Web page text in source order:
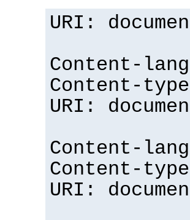
URI:
Content-
Content-
URI:
Content-
Content-
URI: